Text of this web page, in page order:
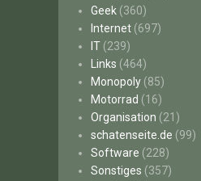
Geek (360)
Internet (697)
IT (239)
Links (464)
Monopoly (85)
Motorrad (16)
Organisation (21)
schatenseite.de (99)
Software (228)
Sonstiges (357)